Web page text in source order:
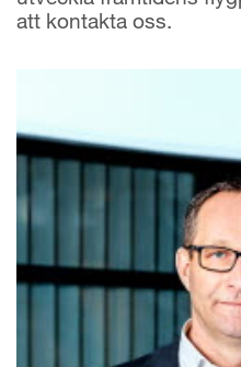
att kontakta oss.